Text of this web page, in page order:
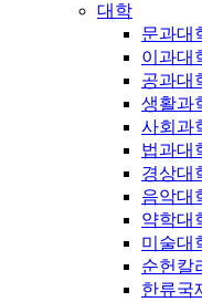
대학
문과대
이과대
공과대
생활과
사회과
법과대
경상대
음악대
약학대
미술대
순헌칼
한류국